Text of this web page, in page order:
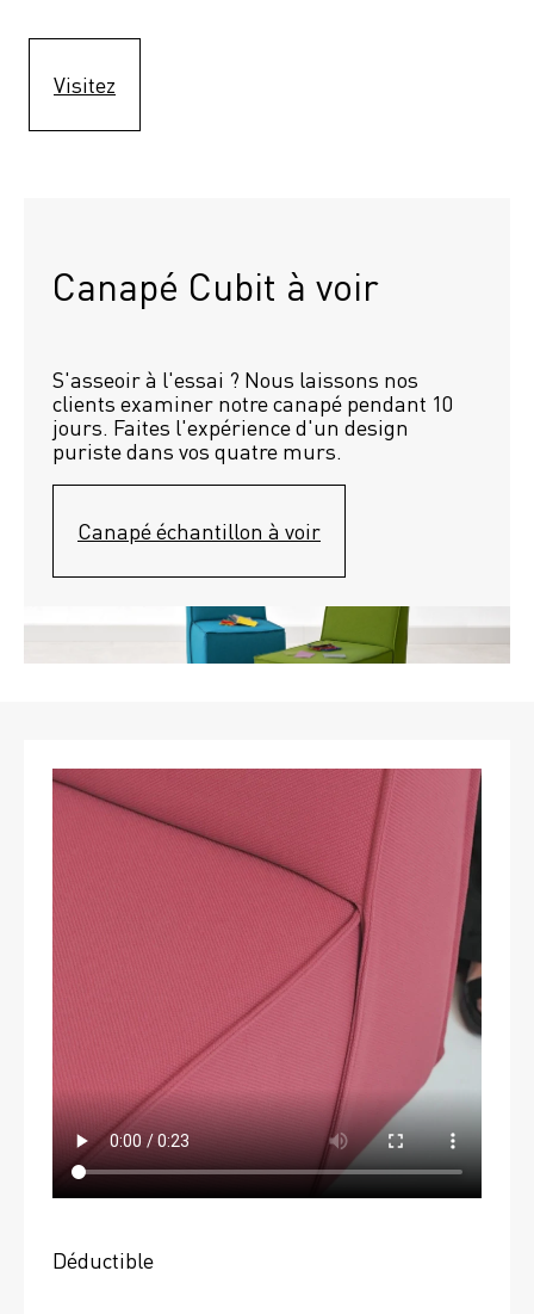
Visitez
Canapé Cubit à voir
S'asseoir à l'essai ? Nous laissons nos
clients examiner notre canapé pendant 10
jours. Faites l'expérience d'un design
puriste dans vos quatre murs.
Canapé échantillon à voir
Déductible